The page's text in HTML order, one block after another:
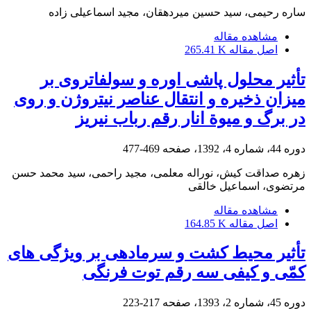
ساره رحیمی، سید حسین میردهقان، مجید اسماعیلی زاده
مشاهده مقاله
اصل مقاله 265.41 K
تأثیر محلول‏ پاشی اوره و سولفات‏روی بر
میزان ذخیره و انتقال عناصر نیتروژن و روی
در برگ و میوة انار رقم‌ رباب نی‏ریز
دوره 44، شماره 4، 1392، صفحه 469-477
زهره صداقت کیش، نوراله معلمی، مجید راحمی، سید محمد حسن
مرتضوی، اسماعیل خالقی
مشاهده مقاله
اصل مقاله 164.85 K
تأثیر محیط کشت و سرما‏دهی بر ویژگی‏ های
کمّی و کیفی سه رقم توت‏ فرنگی
دوره 45، شماره 2، 1393، صفحه 217-223